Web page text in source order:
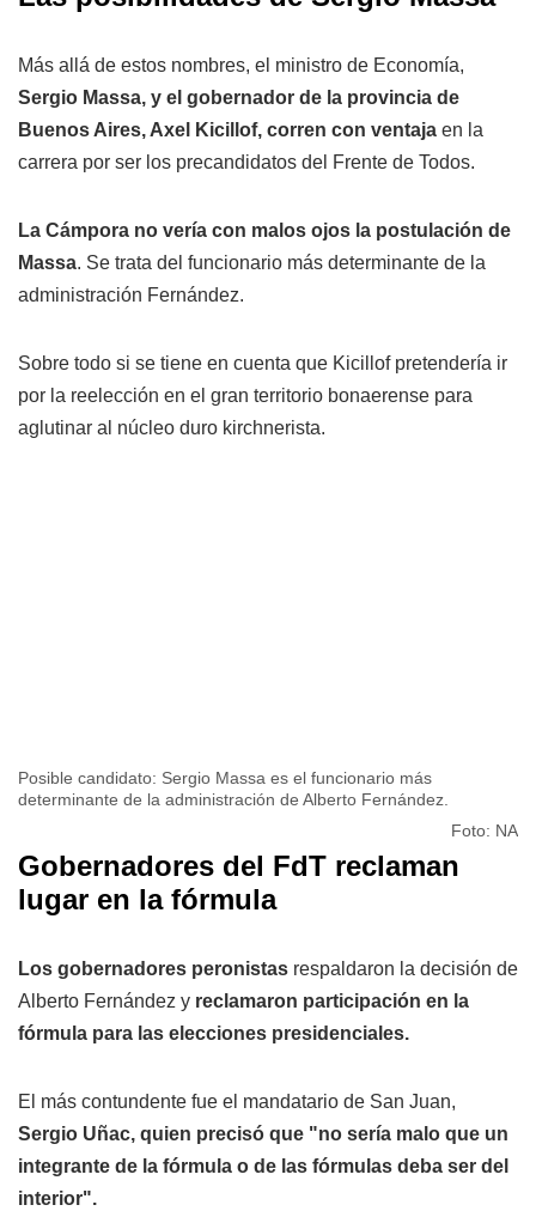
Más allá de estos nombres, el ministro de Economía,
Sergio Massa, y el gobernador de la provincia de
Buenos Aires, Axel Kicillof, corren con ventaja en la
carrera por ser los precandidatos del Frente de Todos.
La Cámpora no vería con malos ojos la postulación de
Massa. Se trata del funcionario más determinante de la
administración Fernández.
Sobre todo si se tiene en cuenta que Kicillof pretendería ir
por la reelección en el gran territorio bonaerense para
aglutinar al núcleo duro kirchnerista.
Posible candidato: Sergio Massa es el funcionario más
determinante de la administración de Alberto Fernández.
Foto: NA
Gobernadores del FdT reclaman
lugar en la fórmula
Los gobernadores peronistas respaldaron la decisión de
Alberto Fernández y reclamaron participación en la
fórmula para las elecciones presidenciales.
El más contundente fue el mandatario de San Juan,
Sergio Uñac, quien precisó que "no sería malo que un
integrante de la fórmula o de las fórmulas deba ser del
interior".